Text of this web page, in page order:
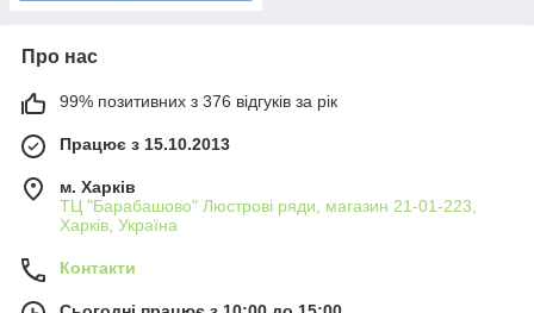
Про нас
99% позитивних з 376 відгуків за рік
Працює з 15.10.2013
м. Харків
ТЦ "Барабашово" Люстрові ряди, магазин 21-01-223,
Харків, Україна
Контакти